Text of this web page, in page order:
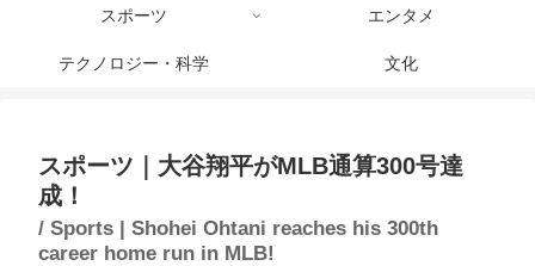
スポーツ エンタメ
テクノロジー・科学 文化
スポーツ｜大谷翔平がMLB通算300号達
成！
/ Sports | Shohei Ohtani reaches his 300th
career home run in MLB!